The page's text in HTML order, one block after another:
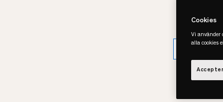
Cookies
Vi använder
alla cookies